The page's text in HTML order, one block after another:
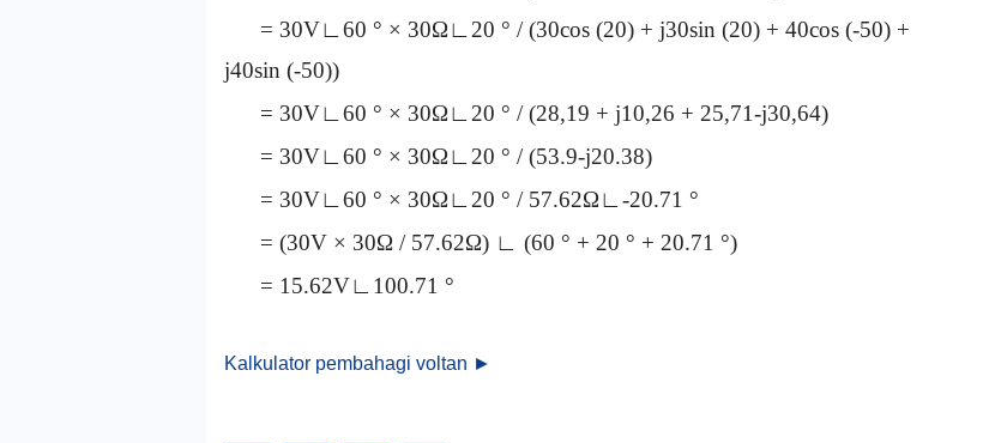
= 30V∟60 ° × 30Ω∟20 ° / (30cos (20) + j30sin (20) + 40cos (-50) +
j40sin (-50))
= 30V∟60 ° × 30Ω∟20 ° / (28,19 + j10,26 + 25,71-j30,64)
= 30V∟60 ° × 30Ω∟20 ° / (53.9-j20.38)
= 30V∟60 ° × 30Ω∟20 ° / 57.62Ω∟-20.71 °
= (30V × 30Ω / 57.62Ω) ∟ (60 ° + 20 ° + 20.71 °)
= 15.62V∟100.71 °
Kalkulator pembahagi voltan ►